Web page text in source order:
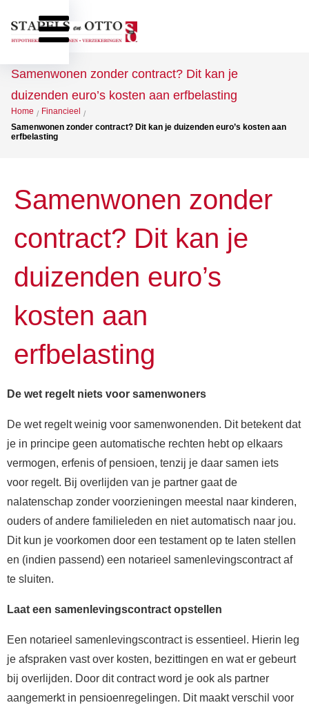
Samenwonen zonder contract? Dit kan je
duizenden euro’s kosten aan erfbelasting
Home / Financieel /
Samenwonen zonder contract? Dit kan je duizenden euro’s kosten aan
erfbelasting
Samenwonen zonder
contract? Dit kan je
duizenden euro’s
kosten aan
erfbelasting
De wet regelt niets voor samenwoners
De wet regelt weinig voor samenwonenden. Dit betekent dat
je in principe geen automatische rechten hebt op elkaars
vermogen, erfenis of pensioen, tenzij je daar samen iets
voor regelt. Bij overlijden van je partner gaat de
nalatenschap zonder voorzieningen meestal naar kinderen,
ouders of andere familieleden en niet automatisch naar jou.
Dit kun je voorkomen door een testament op te laten stellen
en (indien passend) een notarieel samenlevingscontract af
te sluiten.
Laat een samenlevingscontract opstellen
Een notarieel samenlevingscontract is essentieel. Hierin leg
je afspraken vast over kosten, bezittingen en wat er gebeurt
bij overlijden. Door dit contract word je ook als partner
aangemerkt in pensioenregelingen. Dit maakt verschil voor